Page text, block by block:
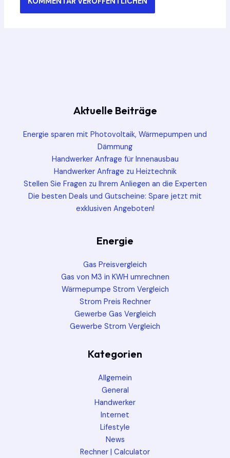
Aktuelle Beiträge
Energie sparen mit Photovoltaik, Wärmepumpen und
Dämmung
Handwerker Anfrage für Innenausbau
Handwerker Anfrage zu Heiztechnik
Stellen Sie Fragen zu Ihrem Anliegen an die Experten
Die besten Deals und Gutscheine: Spare jetzt mit
exklusiven Angeboten!
Energie
Gas Preisvergleich
Gas von M3 in KWH umrechnen
Wärmepumpe Strom Vergleich
Strom Preis Rechner
Gewerbe Gas Vergleich
Gewerbe Strom Vergleich
Kategorien
Allgemein
General
Handwerker
Internet
Lifestyle
News
Rechner | Calculator